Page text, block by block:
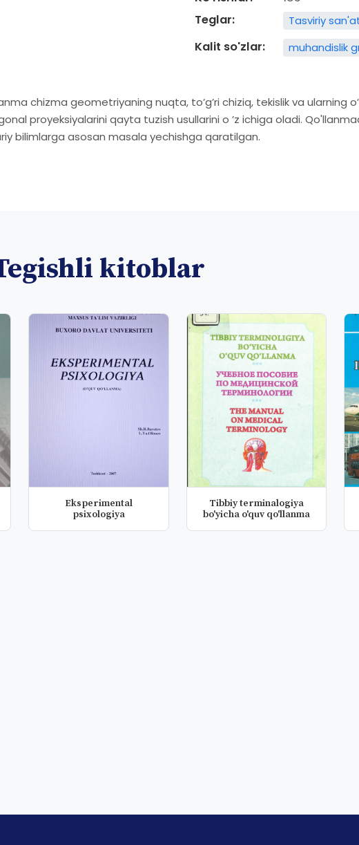
Teglar:
Tasviriy
Kalit so'zlar: muhandislik
chizma geometriyaning nuqta, to’g’ri chiziq, tekislik va ularning
proyeksiyalarini qayta tuzish usullarini o ’z ichiga oladi.
bilimlarga asosan masala yechishga qaratilgan.
kitoblar
Eksperimental
psixologiya
Tibbiy terminalogiya
bo'yicha o'quv qo'llanma